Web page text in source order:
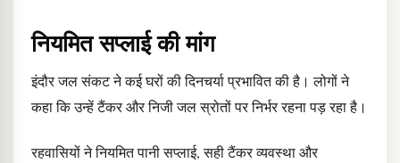
नियमित सप्लाई की मांग
इंदौर जल संकट ने कई घरों की दिनचर्या प्रभावित की है। लोगों ने
कहा कि उन्हें टैंकर और निजी जल स्रोतों पर निर्भर रहना पड़ रहा है।
रहवासियों ने नियमित पानी सप्लाई, सही टैंकर व्यवस्था और